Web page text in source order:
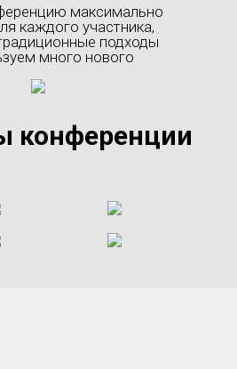
максимально
каждого участника,
подходы
много нового
конференции